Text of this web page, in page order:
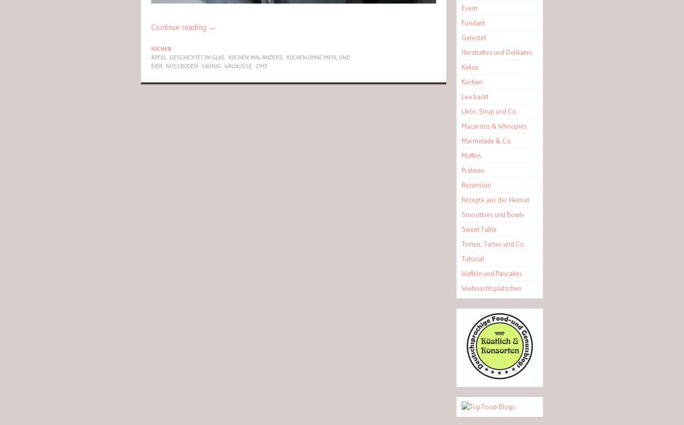
Continue reading →
KUCHEN
ÄPFEL GESCHICHTET IM GLAS KUCHEN MAL ANDERS
KUCHEN OHNE MEHL UND
EIER NUSSBODEN SAHNIG WALNÜSSE ZIMT
Event
Fondant
Getestet
Herzhaftes und Delikates
Kekse
Kuchen
Lea backt
Likör, Sirup und Co.
Macarons & Whoopies
Marmelade & Co.
Muffins
Pralinen
Rezension
Rezepte aus der Heimat
Smoothies und Bowls
Sweet Table
Torten, Tartes und Co.
Tutorial
Waffeln und Pancakes
Weihnachtsplätzchen